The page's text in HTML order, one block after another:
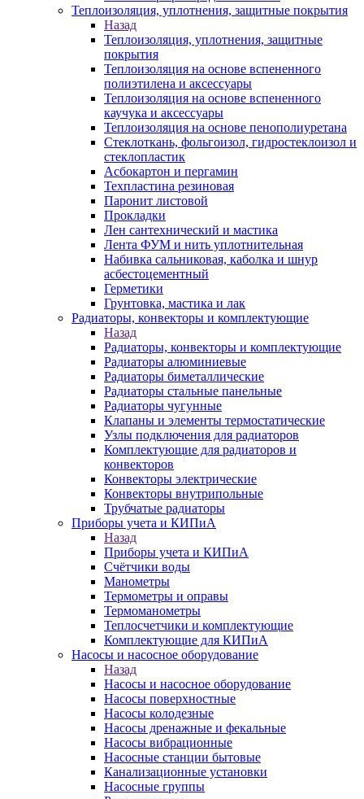
Теплоизоляция, уплотнения, защитные покрытия
Назад
Теплоизоляция, уплотнения, защитные
покрытия
Теплоизоляция на основе вспененного
полиэтилена и аксессуары
Теплоизоляция на основе вспененного
каучука и аксессуары
Теплоизоляция на основе пенополиуретана
Стеклоткань, фольгоизол, гидростеклоизол и
стеклопластик
Асбокартон и пергамин
Техпластина резиновая
Паронит листовой
Прокладки
Лен сантехнический и мастика
Лента ФУМ и нить уплотнительная
Набивка сальниковая, каболка и шнур
асбестоцементный
Герметики
Грунтовка, мастика и лак
Радиаторы, конвекторы и комплектующие
Назад
Радиаторы, конвекторы и комплектующие
Радиаторы алюминиевые
Радиаторы биметаллические
Радиаторы стальные панельные
Радиаторы чугунные
Клапаны и элементы термостатические
Узлы подключения для радиаторов
Комплектующие для радиаторов и
конвекторов
Конвекторы электрические
Конвекторы внутрипольные
Трубчатые радиаторы
Приборы учета и КИПиА
Назад
Приборы учета и КИПиА
Счётчики воды
Манометры
Термометры и оправы
Термоманометры
Теплосчетчики и комплектующие
Комплектующие для КИПиА
Насосы и насосное оборудование
Назад
Насосы и насосное оборудование
Насосы поверхностные
Насосы колодезные
Насосы дренажные и фекальные
Насосы вибрационные
Насосные станции бытовые
Канализационные установки
Насосные группы